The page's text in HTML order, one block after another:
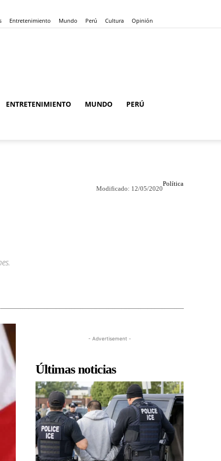
Entretenimiento Mundo Perú Cultura Opinión
ENTRETENIMIENTO MUNDO PERÚ
Política
Modificado: 12/05/2020
- Advertisement -
Últimas noticias